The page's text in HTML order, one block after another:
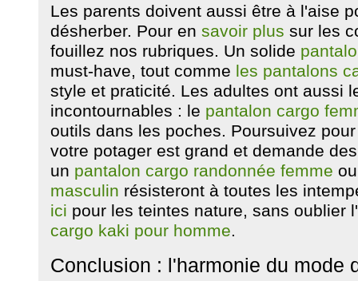
Les parents doivent aussi être à l'aise
désherber. Pour en savoir plus sur les
fouillez nos rubriques. Un solide
must-have, tout comme les pantalons
style et praticité. Les adultes ont aussi
incontournables : le pantalon cargo
outils dans les poches. Poursuivez
votre potager est grand et demande
un pantalon cargo randonnée femme
masculin résisteront à toutes les
ici pour les teintes nature, sans oublier
cargo kaki pour homme.
Conclusion : l'harmonie du mode